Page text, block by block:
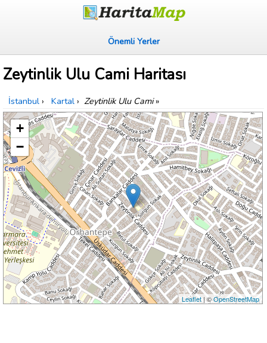
Önemli Yerler
Zeytinlik Ulu Cami Haritası
İstanbul › Kartal › Zeytinlik Ulu Cami»
+
−
Leaflet| ©OpenStreetMap